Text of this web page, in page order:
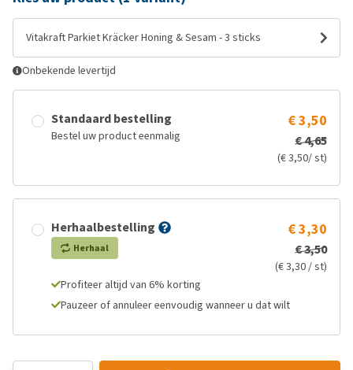
Vitakraft Parkiet Kräcker Honing & Sesam - 3 sticks
Onbekende levertijd
Standaard bestelling
Bestel uw product eenmalig
€ 3,50
€ 4,65
(€ 3,50/ st)
Herhaalbestelling
Herhaal
€ 3,30
€ 3,50
(€ 3,30 / st)
Profiteer altijd van 6% korting
Pauzeer of annuleer eenvoudig wanneer u dat wilt